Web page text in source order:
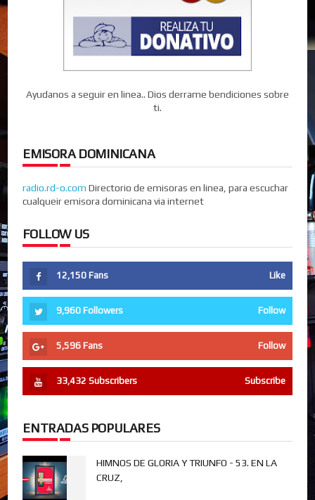
Ayudanos a seguir en linea.. Dios derrame bendiciones sobre
ti.
EMISORA DOMINICANA
radio.rd-o.com Directorio de emisoras en linea, para escuchar
cualqueir emisora dominicana via internet
FOLLOW US
12,150 Fans Like
9,960 Followers Follow
5,596 Fans Follow
33,432 Subscribers Subscribe
ENTRADAS POPULARES
HIMNOS DE GLORIA Y TRIUNFO - 53. EN LA
CRUZ,